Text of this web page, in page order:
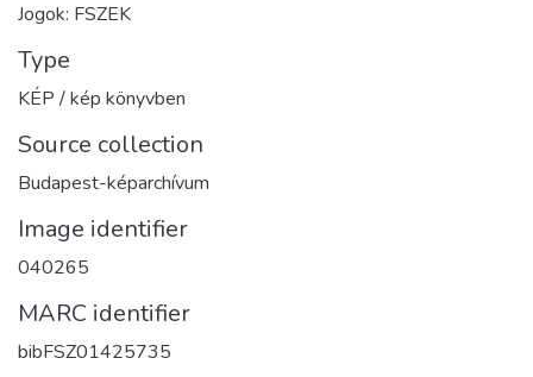
Jogok: FSZEK
Type
KÉP / kép könyvben
Source collection
Budapest-képarchívum
Image identifier
040265
MARC identifier
bibFSZ01425735